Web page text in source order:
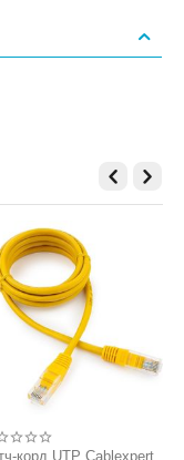
Патч-корд UTP